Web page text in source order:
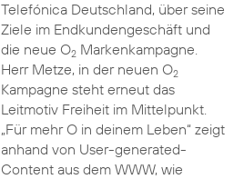
Telefónica Deutschland, über seine
Ziele im Endkundengeschäft und
die neue O2Markenkampagne.
Herr Metze, in der neuen O2
Kampagne steht erneut das
Leitmotiv Freiheit im Mittelpunkt.
„Für mehr O in deinem Leben“ zeigt
anhand von User-generated-
Content aus dem WWW, wie